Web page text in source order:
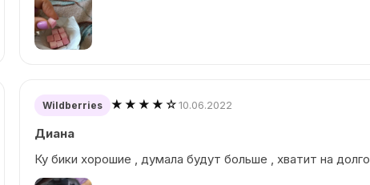
Wildberries ★★★★☆10.06.2022
Диана
Ку бики хорошие , думала будут больше , хватит на долго